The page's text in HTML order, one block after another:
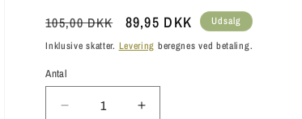
Normalpris
105,00 DKK Udsalgspris
89,95 DKK
Udsalg
Inklusive skatter. Levering beregnes ved betaling.
Antal
Antal
Reducer
Øg